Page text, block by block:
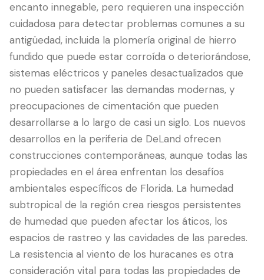
LANGUAGE
English
407-205-7228
Agendar Inspección
encanto innegable, pero requieren una inspección
cuidadosa para detectar problemas comunes a su
antigüedad, incluida la plomería original de hierro
fundido que puede estar corroída o deteriorándose,
sistemas eléctricos y paneles desactualizados que
no pueden satisfacer las demandas modernas, y
preocupaciones de cimentación que pueden
desarrollarse a lo largo de casi un siglo. Los nuevos
desarrollos en la periferia de DeLand ofrecen
construcciones contemporáneas, aunque todas las
propiedades en el área enfrentan los desafíos
ambientales específicos de Florida. La humedad
subtropical de la región crea riesgos persistentes
de humedad que pueden afectar los áticos, los
espacios de rastreo y las cavidades de las paredes.
La resistencia al viento de los huracanes es otra
consideración vital para todas las propiedades de